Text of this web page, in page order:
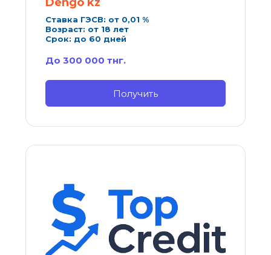
Ставка ГЭСВ: от 0,01 %
Возраст: от 18 лет
Срок: до 60 дней
До 300 000 тнг.
Получить